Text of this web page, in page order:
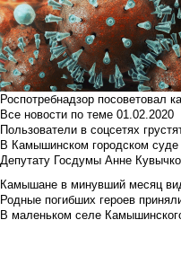
Роспотребнадзор посоветовал
Все новости по теме 01.02.2020
Пользователи в соцсетях
В Камышинском городском суде
Депутату Госдумы Анне
Камышане в минувший месяц
Родные погибших героев
В маленьком селе